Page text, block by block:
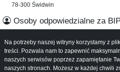
78-300 Świdwin
Osoby odpowiedzialne za
Informacje o serwisie
Mapa serwisu
Na potrzeby naszej witryny korzystamy z
treści. Pozwala nam to zapewnić
naszych serwisów poprzez zapamiętanie
naszych stronach. Możesz w każdej chwili